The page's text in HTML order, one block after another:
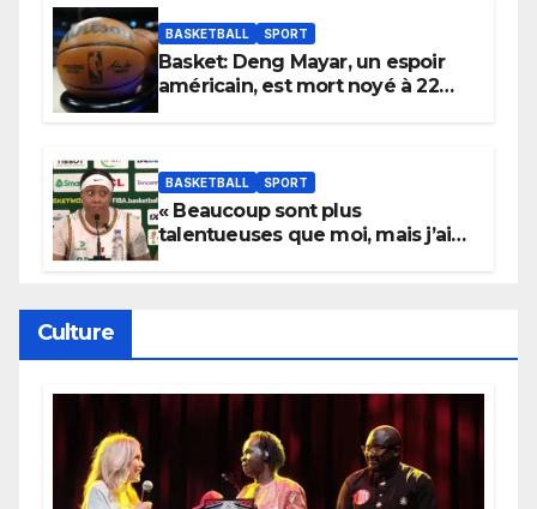
BASKETBALL SPORT
Basket: Deng Mayar, un espoir
américain, est mort noyé à 22
BASKETBALL SPORT
« Beaucoup sont plus
talentueuses que moi, mais j’ai
Culture